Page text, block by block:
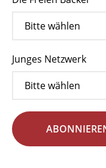
Junges Netzwerk